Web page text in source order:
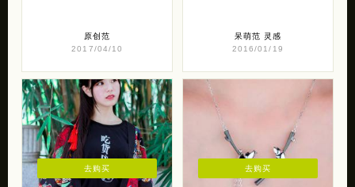
原创范
2017/04/10
呆萌范 灵感
2016/01/19
去购买 去购买